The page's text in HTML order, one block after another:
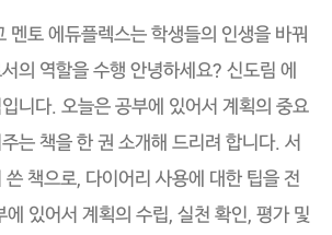
멘토 에듀플렉스는 학생들의 인생을 바꿔
의 역할을 수행 안녕하세요? 신도림 에
니다. 오늘은 공부에 있어서 계획의 중요
는 책을 한 권 소개해 드리려 합니다. 서
책으로, 다이어리 사용에 대한 팁을 전
있어서 계획의 수립, 실천 확인, 평가 및